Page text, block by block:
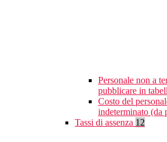
Personale non a
pubblicare in
Costo del
indeterminato (da
Tassi di assenza 12